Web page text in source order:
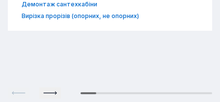
Демонтаж сантехкабіни
Вирізка прорізів (опорних, не опорних)